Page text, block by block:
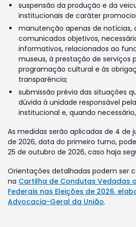
suspensão da produção e da
institucionais de caráter
manutenção apenas de notícias,
comunicados objetivos,
informativos, relacionados ao
museus, à prestação de serviços
programação cultural e às
transparência;
submissão prévia das situações
dúvida à unidade responsável
institucional e, quando
As medidas serão aplicadas de 4 de
de 2026, data do primeiro turno,
25 de outubro de 2026, caso haja
Orientações detalhadas podem ser
na Cartilha de Condutas Vedadas
Federais nas Eleições de 2026,
Advocacia-Geral da União.